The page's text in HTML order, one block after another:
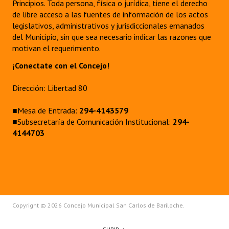
Huéspedes de Honor - Registro
Antiguos Pobladores - Registro
Reconocimientos - Registro
Bariloche, Municipio intercultural
Entrega de distinciones
REFORMA DE LA CARTA ORGÁNICA
Principios. Toda persona, física o jurídica, tiene el derecho
de libre acceso a las fuentes de información de los actos
legislativos, administrativos y jurisdiccionales emanados
del Municipio, sin que sea necesario indicar las razones que
motivan el requerimiento.
¡Conectate con el Concejo!
Dirección: Libertad 80
■Mesa de Entrada: 294-4143579
■Subsecretaría de Comunicación Institucional: 294-
4144703
Copyright © 2026 Concejo Municipal San Carlos de Bariloche.